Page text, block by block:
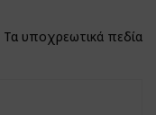
Τα υποχρεωτικά πεδία